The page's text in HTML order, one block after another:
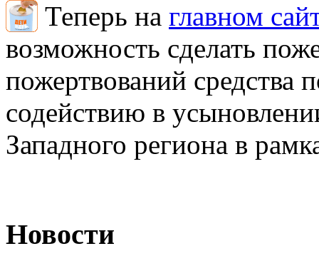
Теперь на главном
возможность сделать
пожертвований
содействию в
Западного региона в
Новости